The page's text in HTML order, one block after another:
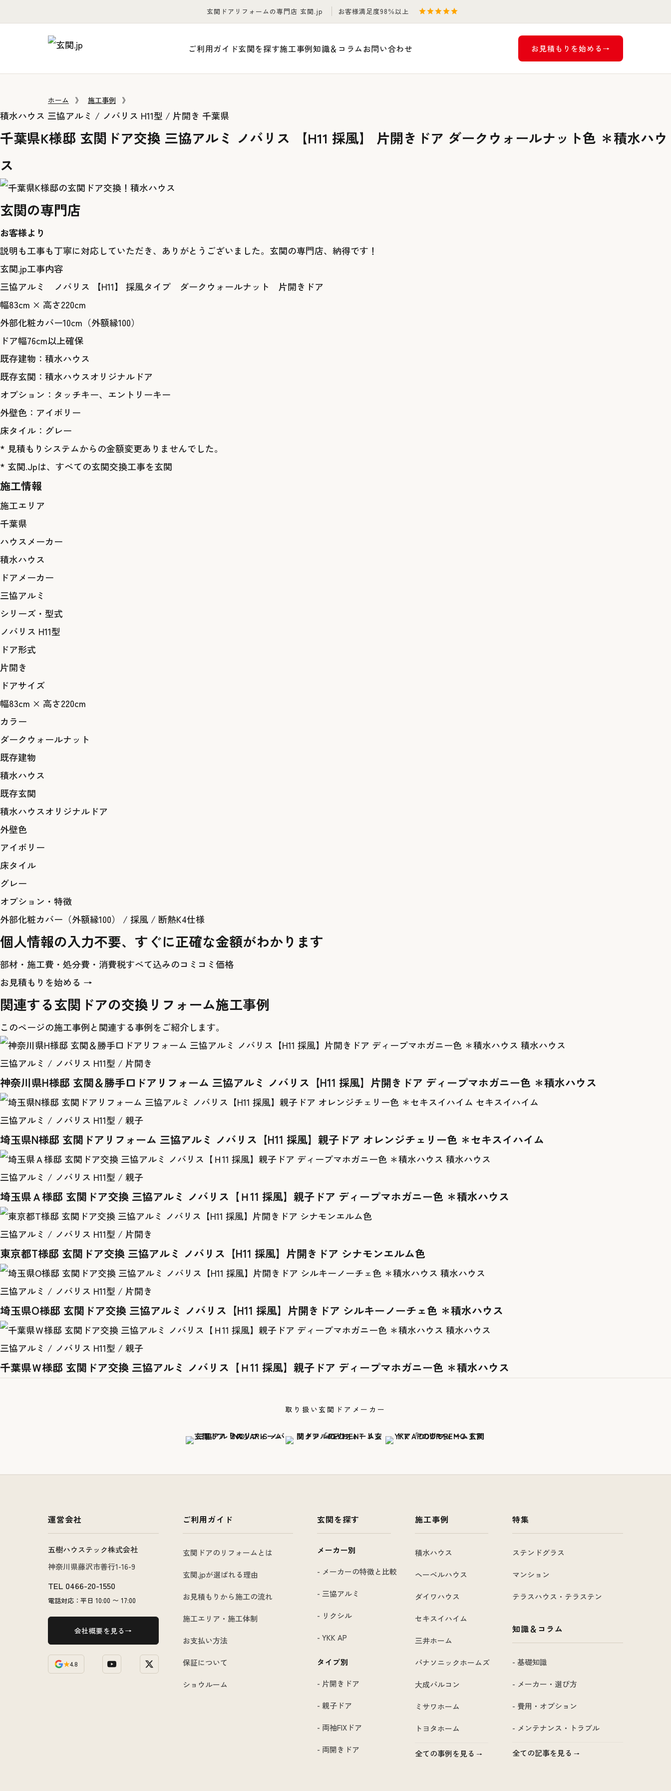
玄関ドアリフォームの専門店 玄関.jp お客様満足度98％以上
ご利用ガイド玄関を探す施工事例知識＆コラムお問い合わせ お見積もりを始める
ホーム 》 施工事例 》
積水ハウス 三協アルミ / ノバリス H11型 / 片開き 千葉県
千葉県K様邸 玄関ドア交換 三協アルミ ノバリス 【H11 採風】 片開きドア ダークウォールナット色 ＊積水ハウ
ス
玄関の専門店
お客様より
説明も工事も丁寧に対応していただき、ありがとうございました。玄関の専門店、納得です！
玄関.jp工事内容
三協アルミ ノバリス 【H11】 採風タイプ ダークウォールナット 片開きドア
幅83cm × 高さ220cm
外部化粧カバー10cm（外額縁100）
ドア幅76cm以上確保
既存建物：積水ハウス
既存玄関：積水ハウスオリジナルドア
オプション：タッチキー、エントリーキー
外壁色：アイボリー
床タイル：グレー
* 見積もりシステムからの金額変更ありませんでした。
* 玄関.Jpは、すべての玄関交換工事を玄関
施工情報
施工エリア
千葉県
ハウスメーカー
積水ハウス
ドアメーカー
三協アルミ
シリーズ・型式
ノバリス H11型
ドア形式
片開き
ドアサイズ
幅83cm × 高さ220cm
カラー
ダークウォールナット
既存建物
積水ハウス
既存玄関
積水ハウスオリジナルドア
外壁色
アイボリー
床タイル
グレー
オプション・特徴
外部化粧カバー（外額縁100）
/ 採風 / 断熱K4仕様
個人情報の入力不要、すぐに正確な金額がわかります
部材・施工費・処分費・消費税すべて込みのコミコミ価格
お見積もりを始める →
関連する玄関ドアの交換リフォーム施工事例
このページの施工事例と関連する事例をご紹介します。
積水ハウス
三協アルミ / ノバリス H11型 / 片開き
神奈川県H様邸 玄関＆勝手口ドアリフォーム 三協アルミ ノバリス【H11 採風】片開きドア ディープマホガニー色 ＊積水ハウス
セキスイハイム
三協アルミ / ノバリス H11型 / 親子
埼玉県N様邸 玄関ドアリフォーム 三協アルミ ノバリス【H11 採風】親子ドア オレンジチェリー色 ＊セキスイハイム
積水ハウス
三協アルミ / ノバリス H11型 / 親子
埼玉県Ａ様邸 玄関ドア交換 三協アルミ ノバリス【Ｈ11 採風】親子ドア ディープマホガニー色 ＊積水ハウス
三協アルミ / ノバリス H11型 / 片開き
東京都T様邸 玄関ドア交換 三協アルミ ノバリス【H11 採風】片開きドア シナモンエルム色
積水ハウス
三協アルミ / ノバリス H11型 / 片開き
埼玉県O様邸 玄関ドア交換 三協アルミ ノバリス【H11 採風】片開きドア シルキーノーチェ色 ＊積水ハウス
積水ハウス
三協アルミ / ノバリス H11型 / 親子
千葉県Ｗ様邸 玄関ドア交換 三協アルミ ノバリス【Ｈ11 採風】親子ドア ディープマホガニー色 ＊積水ハウス
取り扱い玄関ドアメーカー
運営会社
五樹ハウステック株式会社
神奈川県藤沢市善行1-16-9
TEL 0466-20-1550
電話対応：平日 10:00 〜 17:00
会社概要を見る
★4.8
ご利用ガイド
玄関ドアのリフォームとは
玄関.jpが選ばれる理由
お見積もりから施工の流れ
施工エリア・施工体制
お支払い方法
保証について
ショウルーム
玄関を探す
メーカー別
- メーカーの特徴と比較
- 三協アルミ
- リクシル
- YKK AP
タイプ別
- 片開きドア
- 親子ドア
- 両袖FIXドア
- 両開きドア
施工事例
積水ハウス
ヘーベルハウス
ダイワハウス
セキスイハイム
三井ホーム
パナソニックホームズ
大成パルコン
ミサワホーム
トヨタホーム
全ての事例を見る
特集
ステンドグラス
マンション
テラスハウス・テラステン
知識＆コラム
- 基礎知識
- メーカー・選び方
- 費用・オプション
- メンテナンス・トラブル
全ての記事を見る